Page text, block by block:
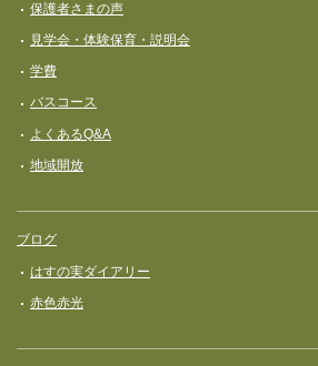
保護者さまの声
見学会・体験保育・説明会
学費
バスコース
よくあるQ&A
地域開放
ブログ
はすの実ダイアリー
赤色赤光